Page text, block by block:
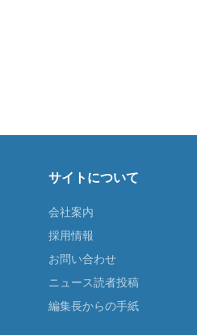
サイトについて
会社案内
採用情報
お問い合わせ
ニュース読者投稿
編集長からの手紙